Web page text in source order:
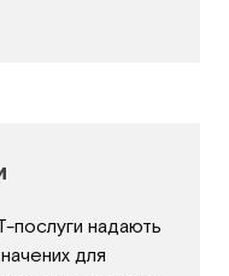
послуги надають
для